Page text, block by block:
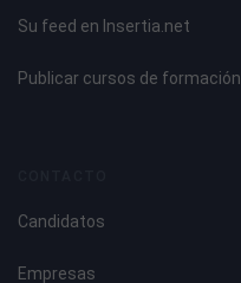
Su feed en Insertia.net
Publicar cursos de formación
Candidatos
Empresas